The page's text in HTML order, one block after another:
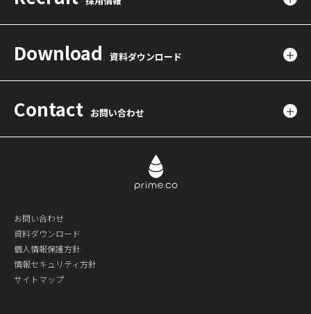
Download 資料ダウンロード
Contact お問い合わせ
お問い合わせ
資料ダウンロード
個人情報保護方針
情報セキュリティ方針
サイトマップ